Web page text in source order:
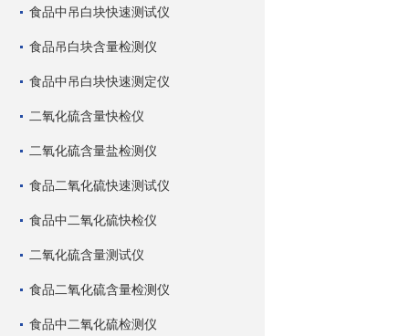
食品中吊白块快速测试仪
食品吊白块含量检测仪
食品中吊白块快速测定仪
二氧化硫含量快检仪
二氧化硫含量盐检测仪
食品二氧化硫快速测试仪
食品中二氧化硫快检仪
二氧化硫含量测试仪
食品二氧化硫含量检测仪
食品中二氧化硫检测仪